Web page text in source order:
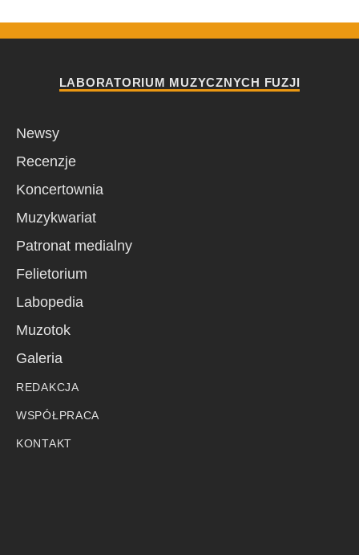
LABORATORIUM MUZYCZNYCH FUZJI
Newsy
Recenzje
Koncertownia
Muzykwariat
Patronat medialny
Felietorium
Labopedia
Muzotok
Galeria
REDAKCJA
WSPÓŁPRACA
KONTAKT